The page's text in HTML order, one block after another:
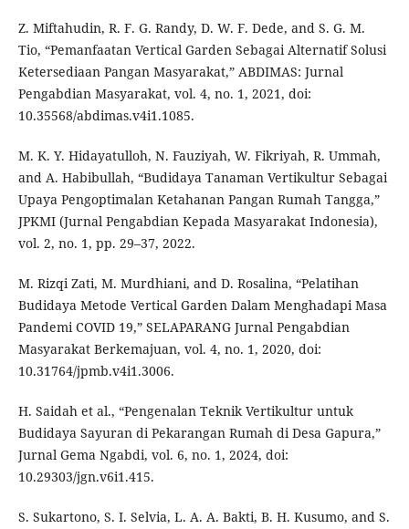
Z. Miftahudin, R. F. G. Randy, D. W. F. Dede, and S. G. M.
Tio, “Pemanfaatan Vertical Garden Sebagai Alternatif Solusi
Ketersediaan Pangan Masyarakat,” ABDIMAS: Jurnal
Pengabdian Masyarakat, vol. 4, no. 1, 2021, doi:
10.35568/abdimas.v4i1.1085.
M. K. Y. Hidayatulloh, N. Fauziyah, W. Fikriyah, R. Ummah,
and A. Habibullah, “Budidaya Tanaman Vertikultur Sebagai
Upaya Pengoptimalan Ketahanan Pangan Rumah Tangga,”
JPKMI (Jurnal Pengabdian Kepada Masyarakat Indonesia),
vol. 2, no. 1, pp. 29–37, 2022.
M. Rizqi Zati, M. Murdhiani, and D. Rosalina, “Pelatihan
Budidaya Metode Vertical Garden Dalam Menghadapi Masa
Pandemi COVID 19,” SELAPARANG Jurnal Pengabdian
Masyarakat Berkemajuan, vol. 4, no. 1, 2020, doi:
10.31764/jpmb.v4i1.3006.
H. Saidah et al., “Pengenalan Teknik Vertikultur untuk
Budidaya Sayuran di Pekarangan Rumah di Desa Gapura,”
Jurnal Gema Ngabdi, vol. 6, no. 1, 2024, doi:
10.29303/jgn.v6i1.415.
S. Sukartono, S. I. Selvia, L. A. A. Bakti, B. H. Kusumo, and S.